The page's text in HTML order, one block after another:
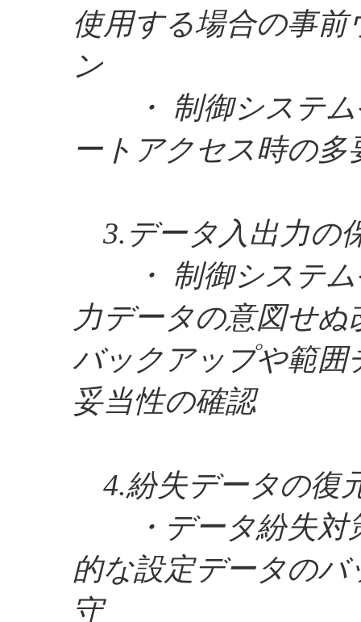
使用する場合の事前
ン
・ 制御システム
ートアクセス時の
3.データ入出力の
・ 制御システム
力データの意図せ
バックアップや範囲
妥当性の確認
4.紛失データの復
・データ紛失対
的な設定データのバ
守